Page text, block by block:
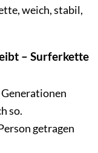
, weich, stabil,
– Surferkette
Generationen
so.
getragen